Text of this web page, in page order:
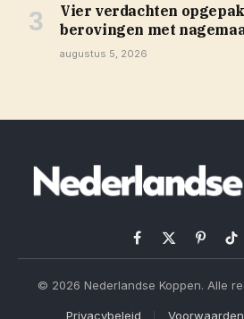
Vier verdachten
berovingen met
augustus 5, 2026
Facebook
X
Pinterest
© 2026 Nederlandse Koppen. Alle
Privacybeleid Voorwaarden